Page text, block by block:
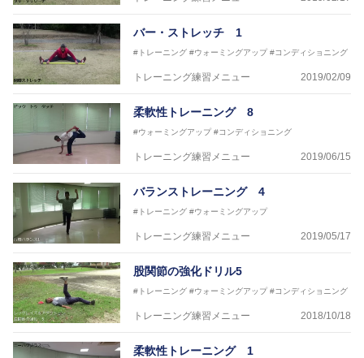
バー・ストレッチ 1
#トレーニング #ウォーミングアップ #コンディショニング
トレーニング練習メニュー 2019/02/09
柔軟性トレーニング 8
#ウォーミングアップ #コンディショニング
トレーニング練習メニュー 2019/06/15
バランストレーニング 4
#トレーニング #ウォーミングアップ
トレーニング練習メニュー 2019/05/17
股関節の強化ドリル5
#トレーニング #ウォーミングアップ #コンディショニング
トレーニング練習メニュー 2018/10/18
柔軟性トレーニング 1